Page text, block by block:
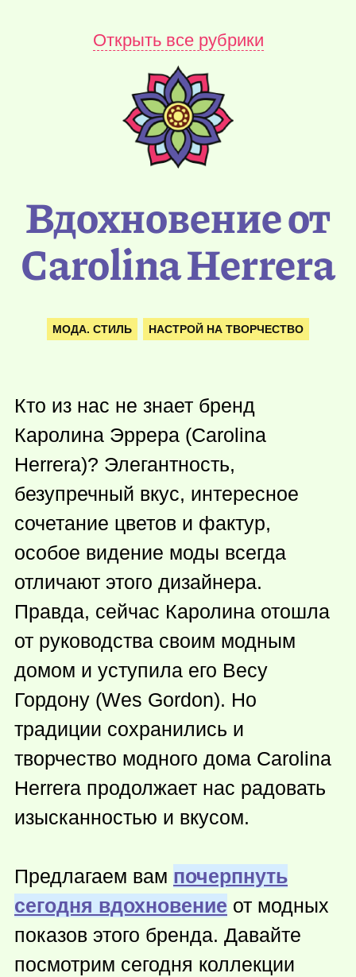
Открыть все рубрики
Вдохновение от
Carolina Herrera
МОДА. СТИЛЬ НАСТРОЙ НА ТВОРЧЕСТВО
Кто из нас не знает бренд
Каролина Эррера (Carolina
Herrera)? Элегантность,
безупречный вкус, интересное
сочетание цветов и фактур,
особое видение моды всегда
отличают этого дизайнера.
Правда, сейчас Каролина отошла
от руководства своим модным
домом и уступила его Весу
Гордону (Wes Gordon). Но
традиции сохранились и
творчество модного дома Carolina
Herrera продолжает нас радовать
изысканностью и вкусом.
Предлагаем вам почерпнуть
сегодня вдохновение от модных
показов этого бренда. Давайте
посмотрим сегодня коллекции